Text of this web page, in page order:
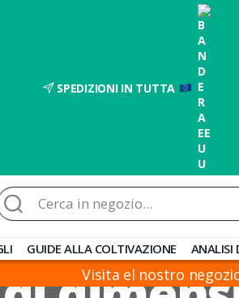
SPEDIZIONI IN TUTTA
GUIDE ALLA COLTIVAZIONE ANALISI
Visita el nostro